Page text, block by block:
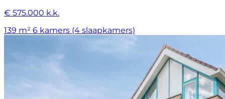
€ 575.000 k.k.
139 m² 6 kamers (4 slaapkamers)